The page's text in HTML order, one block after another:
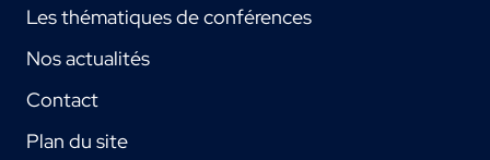
Les thématiques de conférences
Nos actualités
Contact
Plan du site